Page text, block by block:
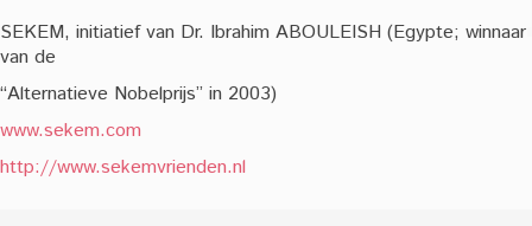
SEKEM, initiatief van Dr. Ibrahim ABOULEISH (Egypte; winnaar
van de
“Alternatieve Nobelprijs” in 2003)
www.sekem.com
http://www.sekemvrienden.nl